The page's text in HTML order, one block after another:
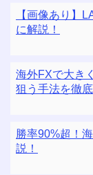
【画像あり】
に解説！
海外FXで大き
狙う手法を徹底
勝率90%超！
説！